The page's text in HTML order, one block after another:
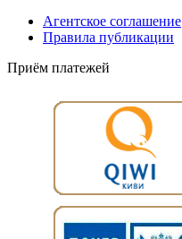
Агентское соглашение
Правила публикации
Приём платежей